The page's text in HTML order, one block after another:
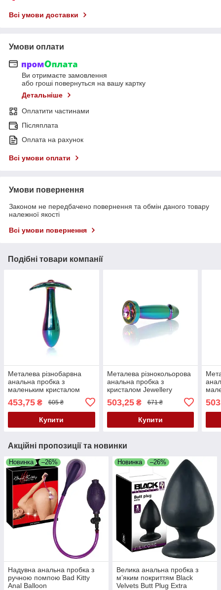
Всі умови доставки
Умови оплати
Ви отримаєте замовлення
або гроші повернуться на вашу картку
Детальніше
Оплатити частинами
Післяплата
Оплата на рахунок
Всі умови оплати
Умови повернення
Законом не передбачено повернення та обмін даного товару
належної якості
Всі умови повернення
Подібні товари компанії
Металева різнобарвна
анальна пробка з
маленьким кристалом
Jewellery Multicolour Plug
Small Red
453,75 ₴ 605 ₴
Купити
Металева різнокольорова
анальна пробка з
кристалом Jewellery
Clear Small
503,25₴ 671 ₴
Купити
Акційні пропозиції та новинки
Новинка –26%
Надувна анальна пробка з
ручною помпою Bad Kitty
Anal Balloon
Новинка –26%
Велика анальна пробка з
м’яким покриттям Black
Velvets Butt Plug Extra